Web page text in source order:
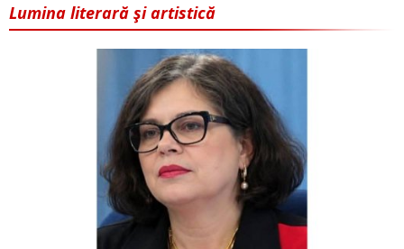
Lumina literară şi artistică